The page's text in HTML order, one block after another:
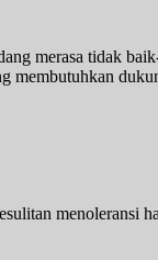
merasa tidak
membutuhkan
menoleransi